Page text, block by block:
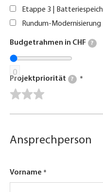
Etappe 3 |
Rundum-Modernisierung
Budgetrahmen in CHF ?
0
Projektpriorität ?
Ansprechperson
Vorname